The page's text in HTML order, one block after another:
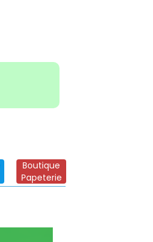
Boutique
Papeterie